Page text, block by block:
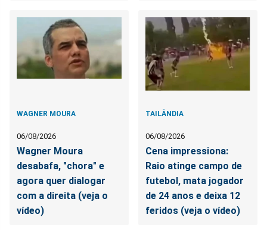
WAGNER MOURA
06/08/2026
Wagner Moura
desabafa, "chora" e
agora quer dialogar
com a direita (veja o
vídeo)
TAILÂNDIA
06/08/2026
Cena impressiona:
Raio atinge campo de
futebol, mata jogador
de 24 anos e deixa 12
feridos (veja o vídeo)